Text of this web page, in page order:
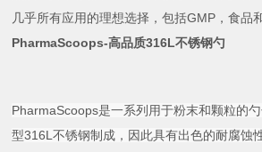
几乎所有应用的理想选择，包括GMP，食品
PharmaScoops-高品质316L不锈钢勺
PharmaScoops是一系列用于粉末和颗粒的
型316L不锈钢制成，因此具有出色的耐腐蚀